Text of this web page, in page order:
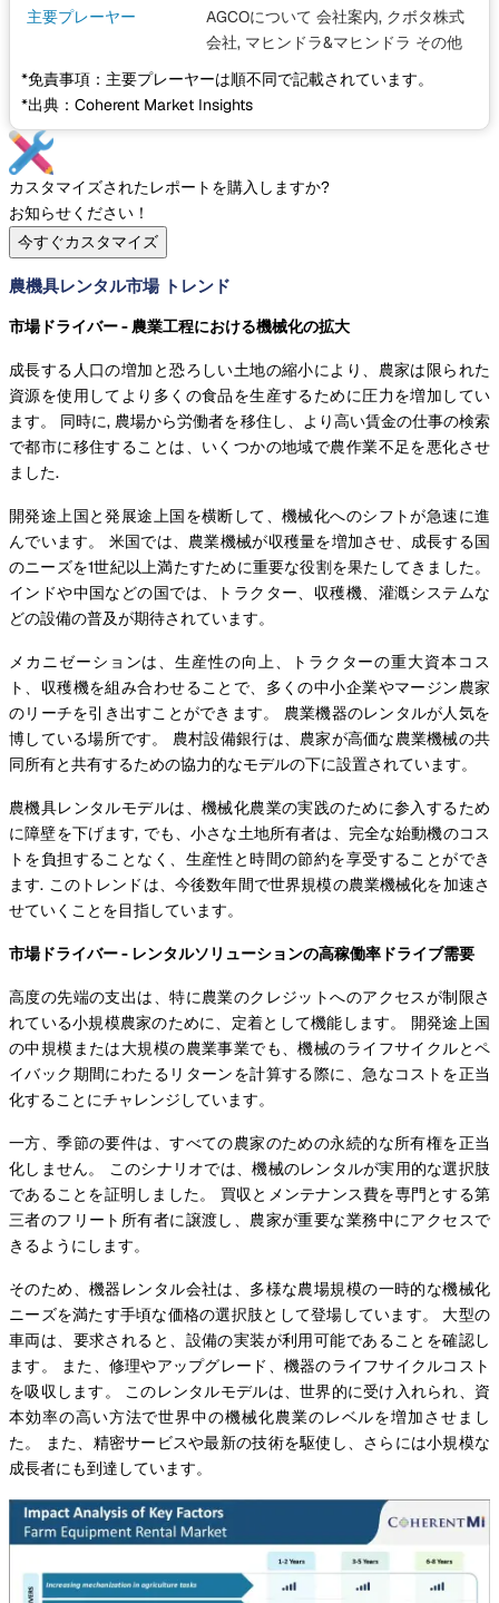
主要プレーヤー
AGCOについて 会社案内, クボタ株式
会社, マヒンドラ&マヒンドラ その他
*免責事項：主要プレーヤーは順不同で記載されています。
*出典：Coherent Market Insights
カスタマイズされたレポートを購入しますか?
お知らせください！
今すぐカスタマイズ
農機具レンタル市場 トレンド
市場ドライバー - 農業工程における機械化の拡大
成長する人口の増加と恐ろしい土地の縮小により、農家は限られた
資源を使用してより多くの食品を生産するために圧力を増加してい
ます。 同時に, 農場から労働者を移住し、より高い賃金の仕事の検索
で都市に移住することは、いくつかの地域で農作業不足を悪化させ
ました.
開発途上国と発展途上国を横断して、機械化へのシフトが急速に進
んでいます。 米国では、農業機械が収穫量を増加させ、成長する国
のニーズを1世紀以上満たすために重要な役割を果たしてきました。
インドや中国などの国では、トラクター、収穫機、灌漑システムな
どの設備の普及が期待されています。
メカニゼーションは、生産性の向上、トラクターの重大資本コス
ト、収穫機を組み合わせることで、多くの中小企業やマージン農家
のリーチを引き出すことができます。 農業機器のレンタルが人気を
博している場所です。 農村設備銀行は、農家が高価な農業機械の共
同所有と共有するための協力的なモデルの下に設置されています。
農機具レンタルモデルは、機械化農業の実践のために参入するため
に障壁を下げます, でも、小さな土地所有者は、完全な始動機のコス
トを負担することなく、生産性と時間の節約を享受することができ
ます. このトレンドは、今後数年間で世界規模の農業機械化を加速さ
せていくことを目指しています。
市場ドライバー - レンタルソリューションの高稼働率ドライブ需要
高度の先端の支出は、特に農業のクレジットへのアクセスが制限さ
れている小規模農家のために、定着として機能します。 開発途上国
の中規模または大規模の農業事業でも、機械のライフサイクルとペ
イバック期間にわたるリターンを計算する際に、急なコストを正当
化することにチャレンジしています。
一方、季節の要件は、すべての農家のための永続的な所有権を正当
化しません。 このシナリオでは、機械のレンタルが実用的な選択肢
であることを証明しました。 買収とメンテナンス費を専門とする第
三者のフリート所有者に譲渡し、農家が重要な業務中にアクセスで
きるようにします。
そのため、機器レンタル会社は、多様な農場規模の一時的な機械化
ニーズを満たす手頃な価格の選択肢として登場しています。 大型の
車両は、要求されると、設備の実装が利用可能であることを確認し
ます。 また、修理やアップグレード、機器のライフサイクルコスト
を吸収します。 このレンタルモデルは、世界的に受け入れられ、資
本効率の高い方法で世界中の機械化農業のレベルを増加させまし
た。 また、精密サービスや最新の技術を駆使し、さらには小規模な
成長者にも到達しています。